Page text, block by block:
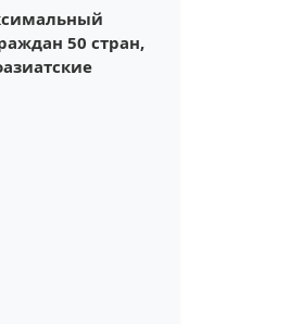
50 стран,